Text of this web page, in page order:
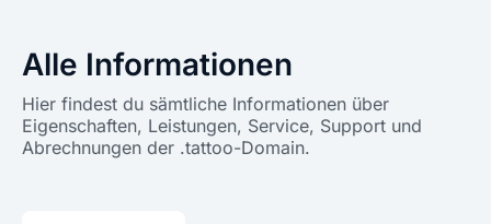
Alle Informationen
Hier findest du sämtliche Informationen über
Eigenschaften, Leistungen, Service, Support und
Abrechnungen der .tattoo-Domain.